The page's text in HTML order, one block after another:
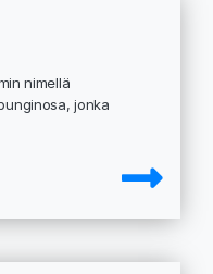
nimellä
jonka